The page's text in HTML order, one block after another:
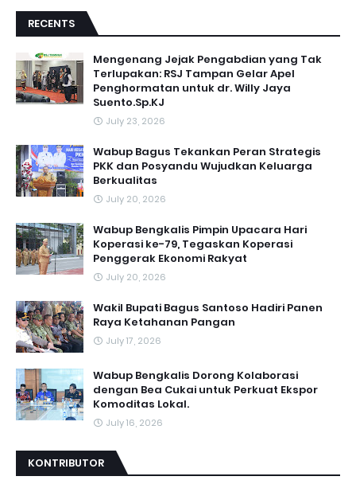
RECENTS
Mengenang Jejak Pengabdian yang Tak
Terlupakan: RSJ Tampan Gelar Apel
Penghormatan untuk dr. Willy Jaya
Suento.Sp.KJ
July 23, 2026
Wabup Bagus Tekankan Peran Strategis
PKK dan Posyandu Wujudkan Keluarga
Berkualitas
July 20, 2026
Wabup Bengkalis Pimpin Upacara Hari
Koperasi ke-79, Tegaskan Koperasi
Penggerak Ekonomi Rakyat
July 20, 2026
Wakil Bupati Bagus Santoso Hadiri Panen
Raya Ketahanan Pangan
July 17, 2026
Wabup Bengkalis Dorong Kolaborasi
dengan Bea Cukai untuk Perkuat Ekspor
Komoditas Lokal.
July 16, 2026
KONTRIBUTOR